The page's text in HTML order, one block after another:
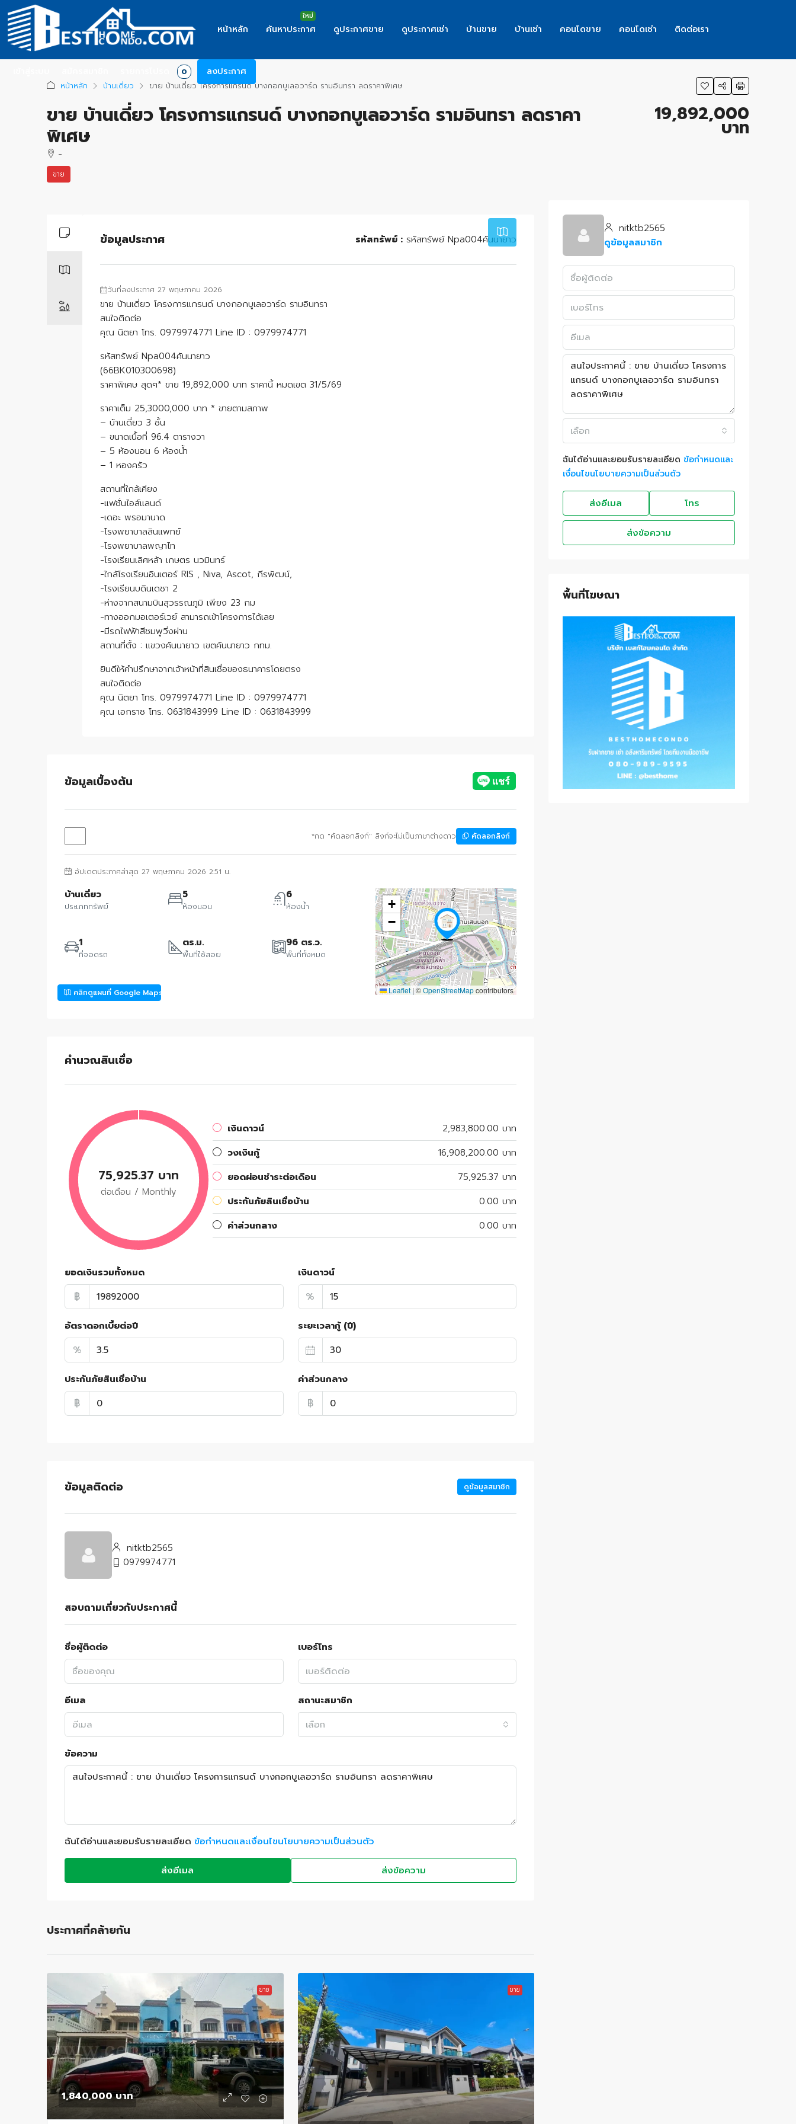
หน้าหลัก ค้นหาประกาศ ดูประกาศขาย ดูประกาศเช่า บ้านขาย บ้านเช่า คอนโดขาย คอนโดเช่า ติดต่อเรา
0 ลงประกาศ
หน้าหลัก บ้านเดี่ยว ขาย บ้านเดี่ยว โครงการแกรนด์ บางกอกบูเลอวาร์ด รามอินทรา ลดราคาพิเศษ
ขาย บ้านเดี่ยว โครงการแกรนด์ บางกอกบูเลอวาร์ด รามอินทรา ลดราคา
พิเศษ
-
ขาย
19,892,000
บาท
−
ข้อมูลประกาศ รหัสทรัพย์ : รหัสทรัพย์ Npa004คันนายาว
วันที่ลงประกาศ 27 พฤษภาคม 2026
ขาย บ้านเดี่ยว โครงการแกรนด์ บางกอกบูเลอวาร์ด รามอินทรา
สนใจติดต่อ
คุณ นิตยา โทร. 0979974771 Line ID : 0979974771
รหัสทรัพย์ Npa004คันนายาว
(66BK010300698)
ราคาพิเศษ สุดๆ* ขาย 19,892,000 บาท ราคานี้ หมดเขต 31/5/69
ราคาเต็ม 25,3000,000 บาท * ขายตามสภาพ
– บ้านเดี่ยว 3 ชั้น
– ขนาดเนื้อที่ 96.4 ตารางวา
– 5 ห้องนอน 6 ห้องน้ำ
– 1 หองครัว
สถานที่ใกล้เคียง
-แฟชั่นไอส์แลนด์
-เดอะ พรอมานาด
-โรงพยาบาลสินแพทย์
-โรงพยาบาลพญาไท
-โรงเรียนเลิศหล้า เกษตร นวมินทร์
-ใกล้โรงเรียนอินเตอร์ RIS , Niva, Ascot, กีรพัฒน์,
-โรงเรียนบดินเดชา 2
-ห่างจากสนามบินสุวรรณภูมิ เพียง 23 กม
-ทางออกมอเตอร์เวย์ สามารถเข้าโครงการได้เลย
-มีรถไฟฟ้าสีชมพูวิ่งผ่าน
สถานที่ตั้ง : แขวงคันนายาว เขตคันนายาว กทม.
ยินดีให้คำปรึกษาจากเจ้าหน้าที่สินเชื่อของธนาคารโดยตรง
สนใจติดต่อ
คุณ นิตยา โทร. 0979974771 Line ID : 0979974771
คุณ เอกราช โทร. 0631843999 Line ID : 0631843999
ข้อมูลเบื้องต้น
*กด "คัดลอกลิงก์" ลิงก์จะไม่เป็นภาษาต่างดาว คัดลอกลิงก์
อัปเดตประกาศล่าสุด 27 พฤษภาคม 2026 2:51 น.
บ้านเดี่ยว
ประเภททรัพย์
5
ห้องนอน
6
ห้องน้ำ
1
ที่จอดรถ
ตร.ม.
พื้นที่ใช้สอย
96 ตร.ว.
พื้นที่ทั้งหมด
คลิกดูแผนที่ Google Maps
+
−
Leaflet | ©OpenStreetMapcontributors
คำนวณสินเชื่อ
75,925.37 บาท
ต่อเดือน / Monthly
เงินดาวน์
2,983,800.00 บาท
วงเงินกู้
16,908,200.00 บาท
ยอดผ่อนชำระต่อเดือน
75,925.37 บาท
ประกันภัยสินเชื่อบ้าน
0.00 บาท
ค่าส่วนกลาง
0.00 บาท
ยอดเงินรวมทั้งหมด
฿
เงินดาวน์
%
อัตราดอกเบี้ยต่อปี
%
ระยะเวลากู้ (ปี)
ประกันภัยสินเชื่อบ้าน
฿
ค่าส่วนกลาง
฿
ข้อมูลติดต่อ ดูข้อมูลสมาชิก
nitktb2565
0979974771
สอบถามเกี่ยวกับประกาศนี้
ชื่อผู้ติดต่อ เบอร์โทร
อีเมล
สถานะสมาชิก
เลือก
ข้อความ
ฉันได้อ่านและยอมรับรายละเอียด ข้อกำหนดและเงื่อนไขนโยบายความเป็นส่วนตัว
ส่งอีเมล ส่งข้อความ
ประกาศที่คล้ายกัน
ขาย
1,840,000 บาท
ขาย
nitktb2565
ดูข้อมูลสมาชิก
เลือก
ฉันได้อ่านและยอมรับรายละเอียด ข้อกำหนดและ
เงื่อนไขนโยบายความเป็นส่วนตัว
ส่งอีเมล โทร
ส่งข้อความ
พื้นที่โฆษณา